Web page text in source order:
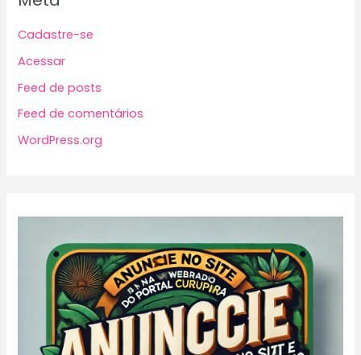
Cadastre-se
Acessar
Feed de posts
Feed de comentários
WordPress.org